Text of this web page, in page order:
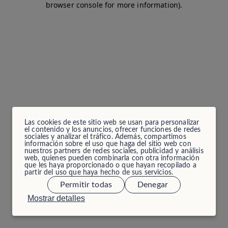
Las cookies de este sitio web se usan para personalizar
el contenido y los anuncios, ofrecer funciones de redes
sociales y analizar el tráfico. Además, compartimos
información sobre el uso que haga del sitio web con
nuestros partners de redes sociales, publicidad y análisis
web, quienes pueden combinarla con otra información
que les haya proporcionado o que hayan recopilado a
partir del uso que haya hecho de sus servicios.
Mostrar detalles
Permitir todas Denegar
browser console for more information).